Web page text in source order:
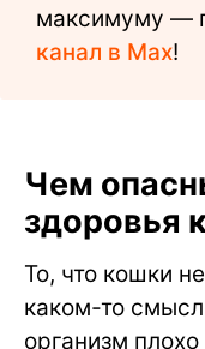
максимуму —
канал в Max!
Чем
здоровья
То, что кошки
каком-то
организм